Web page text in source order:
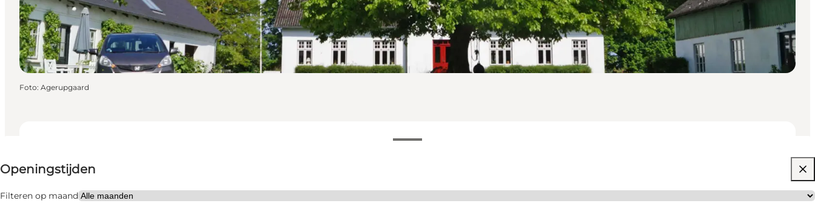
Openingstijden
Filteren op maand
7 rooms
Website bezoeken
Foto: Agerupgaard